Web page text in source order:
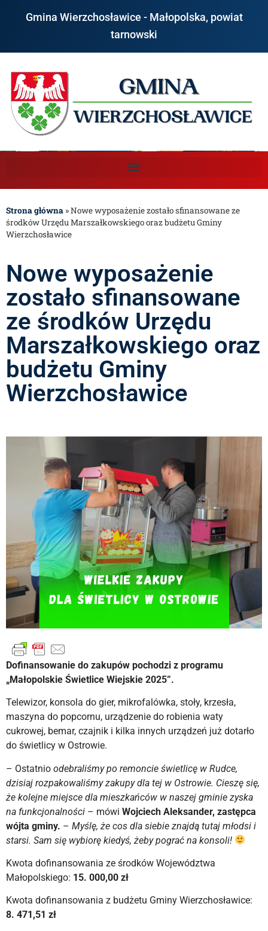
Gmina Wierzchosławice - Małopolska, powiat
tarnowski
Strona główna »Nowe wyposażenie zostało sfinansowane ze
środków Urzędu Marszałkowskiego oraz budżetu Gminy
Wierzchosławice
Nowe wyposażenie
zostało sfinansowane
ze środków Urzędu
Marszałkowskiego oraz
budżetu Gminy
Wierzchosławice
Dofinansowanie do zakupów pochodzi z programu
„Małopolskie Świetlice Wiejskie 2025”.
Telewizor, konsola do gier, mikrofalówka, stoły, krzesła,
maszyna do popcornu, urządzenie do robienia waty
cukrowej, bemar, czajnik i kilka innych urządzeń już dotarło
do świetlicy w Ostrowie.
– Ostatnio odebraliśmy po remoncie świetlicę w Rudce,
dzisiaj rozpakowaliśmy zakupy dla tej w Ostrowie. Cieszę się,
że kolejne miejsce dla mieszkańców w naszej gminie zyska
na funkcjonalności – mówi Wojciech Aleksander, zastępca
wójta gminy. – Myślę, że cos dla siebie znajdą tutaj młodsi i
starsi. Sam się wybiorę kiedyś, żeby pograć na konsoli!
Kwota dofinansowania ze środków Województwa
Małopolskiego: 15. 000,00 zł
Kwota dofinansowania z budżetu Gminy Wierzchosławice:
8. 471,51 zł